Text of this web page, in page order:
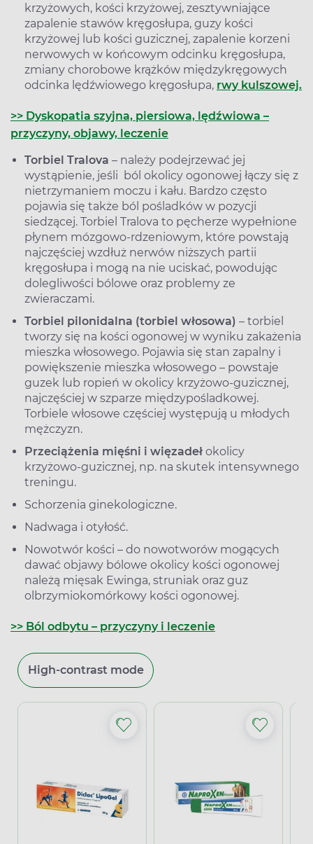
krzyżowych, kości krzyżowej, zesztywniające
zapalenie stawów kręgosłupa, guzy kości
krzyżowej lub kości guzicznej, zapalenie korzeni
nerwowych w końcowym odcinku kręgosłupa,
zmiany chorobowe krążków międzykręgowych
odcinka lędźwiowego kręgosłupa, rwy kulszowej.
>> Dyskopatia szyjna, piersiowa, lędźwiowa –
przyczyny, objawy, leczenie
Torbiel Tralova – należy podejrzewać jej
wystąpienie, jeśli ból okolicy ogonowej łączy się z
nietrzymaniem moczu i kału. Bardzo często
pojawia się także ból pośladków w pozycji
siedzącej. Torbiel Tralova to pęcherze wypełnione
płynem mózgowo-rdzeniowym, które powstają
najczęściej wzdłuż nerwów niższych partii
kręgosłupa i mogą na nie uciskać, powodując
dolegliwości bólowe oraz problemy ze
zwieraczami.
Torbiel pilonidalna (torbiel włosowa) – torbiel
tworzy się na kości ogonowej w wyniku zakażenia
mieszka włosowego. Pojawia się stan zapalny i
powiększenie mieszka włosowego – powstaje
guzek lub ropień w okolicy krzyżowo-guzicznej,
najczęściej w szparze międzypośladkowej.
Torbiele włosowe częściej występują u młodych
mężczyzn.
Przeciążenia mięśni i więzadeł okolicy
krzyżowo-guzicznej, np. na skutek intensywnego
treningu.
Schorzenia ginekologiczne.
Nadwaga i otyłość.
Nowotwór kości – do nowotworów mogących
dawać objawy bólowe okolicy kości ogonowej
należą mięsak Ewinga, struniak oraz guz
olbrzymiokomórkowy kości ogonowej.
>> Ból odbytu – przyczyny i leczenie
High-contrast mode